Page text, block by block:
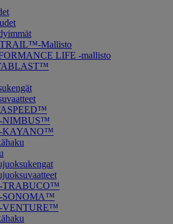
Mallisto
LIFE -mallisto
NIMBUS™
KAYANO™
TRABUCO™
SONOMA™
VENTURE™